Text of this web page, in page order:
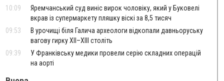
10:09
Яремчанський суд виніс вирок чоловіку, який у Буковелі
вкрав із супермаркету пляшку віскі за 8,5 тисяч
09:53
В урочищі біля Галича археологи відкопали давньоруську
вагову гирку XII–XIII століть
09:39
У Франківську медики провели серію складних операцій
на аорті